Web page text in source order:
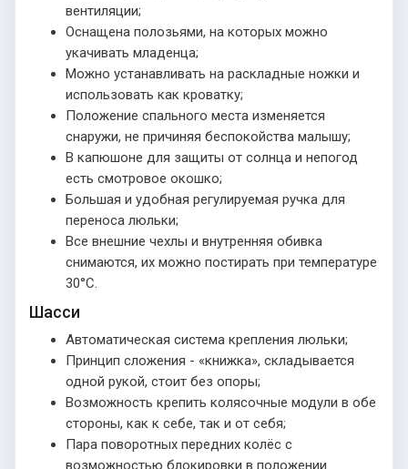
вентиляции;
Оснащена полозьями, на которых можно
укачивать младенца;
Можно устанавливать на раскладные ножки и
использовать как кроватку;
Положение спального места изменяется
снаружи, не причиняя беспокойства малышу;
В капюшоне для защиты от солнца и непогод
есть смотровое окошко;
Большая и удобная регулируемая ручка для
переноса люльки;
Все внешние чехлы и внутренняя обивка
снимаются, их можно постирать при температуре
30°С.
Шасси
Автоматическая система крепления люльки;
Принцип сложения - «книжка», складывается
одной рукой, стоит без опоры;
Возможность крепить колясочные модули в обе
стороны, как к себе, так и от себя;
Пара поворотных передних колёс с
возможностью блокировки в положении